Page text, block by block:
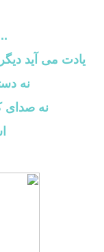
یادت می آید
نه
نه صدای